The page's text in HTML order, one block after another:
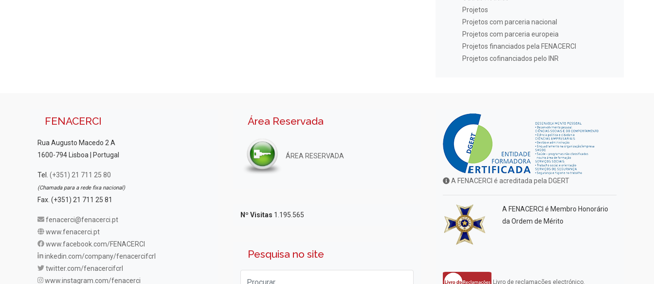
Projetos
Projetos com parceria nacional
Projetos com parceria europeia
Projetos financiados pela FENACERCI
Projetos cofinanciados pelo INR
FENACERCI
Rua Augusto Macedo 2 A
1600-794 Lisboa | Portugal
Tel. (+351) 21 711 25 80
(Chamada para a rede fixa nacional)
Fax. (+351) 21 711 25 81
fenacerci@fenacerci.pt
www.fenacerci.pt
www.facebook.com/FENACERCI
inkedin.com/company/fenacercifcrl
twitter.com/fenacercifcrl
www.instagram.com/fenacerci
Área Reservada
ÁREA RESERVADA
Nº Visitas 1.195.565
Pesquisa no site
A FENACERCI é acreditada pela DGERT
A FENACERCI é Membro Honorário
da Ordem de Mérito
Livro de reclamações electrónico.